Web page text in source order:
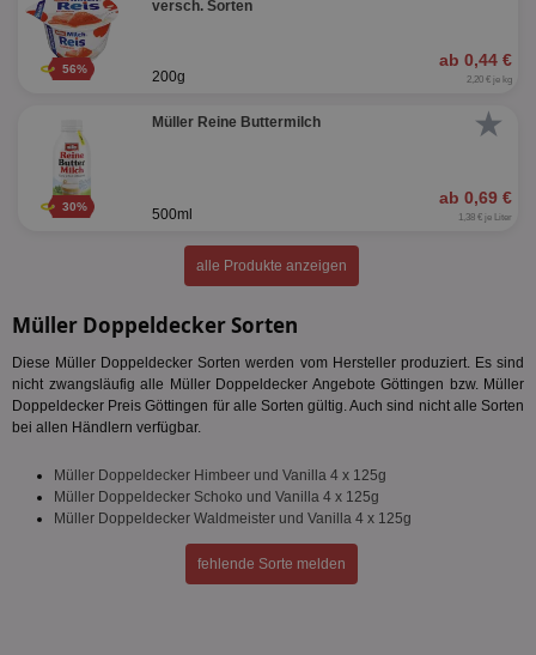
56%
versch. Sorten
ab 0,44 €
200g 2,20 € je kg
★
30%
Müller Reine Buttermilch
ab 0,69 €
500ml 1,38 € je Liter
alle Produkte anzeigen
Müller Doppeldecker Sorten
Diese Müller Doppeldecker Sorten werden vom Hersteller produziert. Es sind
nicht zwangsläufig alle Müller Doppeldecker Angebote Göttingen bzw. Müller
Doppeldecker Preis Göttingen für alle Sorten gültig. Auch sind nicht alle Sorten
bei allen Händlern verfügbar.
Müller Doppeldecker Himbeer und Vanilla 4 x 125g
Müller Doppeldecker Schoko und Vanilla 4 x 125g
Müller Doppeldecker Waldmeister und Vanilla 4 x 125g
fehlende Sorte melden